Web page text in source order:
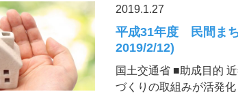
2019.1.27
平成31年度 民間ま
2019/2/12)
国土交通省 ■助成目的
づくりの取組みが活発